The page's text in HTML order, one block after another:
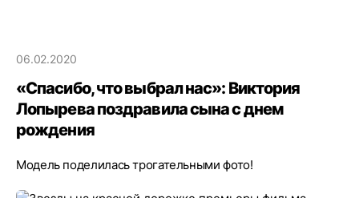
06.02.2020
«Спасибо, что выбрал нас»: Виктория
Лопырева поздравила сына с днем
рождения
Модель поделилась трогательными фото!